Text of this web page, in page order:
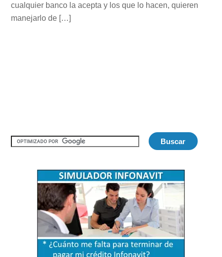
cualquier banco la acepta y los que lo hacen, quieren
manejarlo de […]